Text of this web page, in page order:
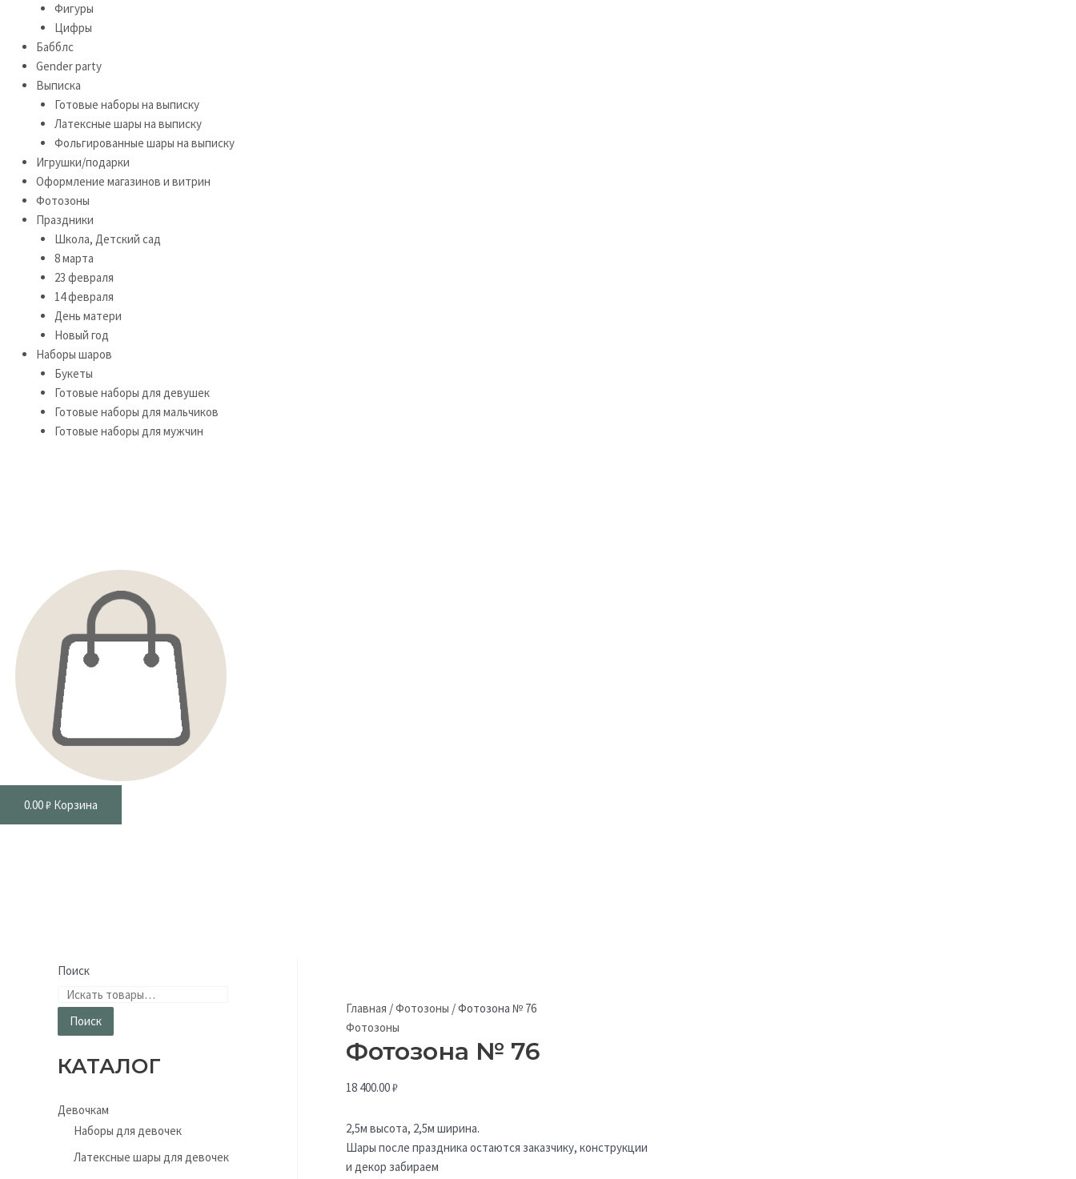
Фигуры
Цифры
Бабблс
Gender party
Выписка
Готовые наборы на выписку
Латексные шары на выписку
Фольгированные шары на выписку
Игрушки/подарки
Оформление магазинов и витрин
Фотозоны
Праздники
Школа, Детский сад
8 марта
23 февраля
14 февраля
День матери
Новый год
Наборы шаров
Букеты
Готовые наборы для девушек
Готовые наборы для мальчиков
Готовые наборы для мужчин
0.00₽ Корзина
Поиск
Поиск
КАТАЛОГ
Девочкам
Наборы для девочек
Латексные шары для девочек
Главная /Фотозоны /Фотозона № 76
Фотозоны
Фотозона № 76
18 400.00₽
2,5м высота, 2,5м ширина.
Шары после праздника остаются заказчику, конструкции
и декор забираем